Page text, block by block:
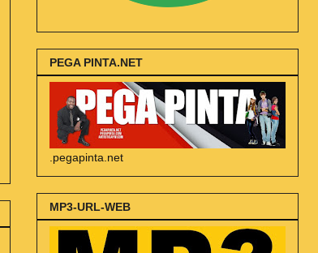
PEGA PINTA.NET
.pegapinta.net
MP3-URL-WEB